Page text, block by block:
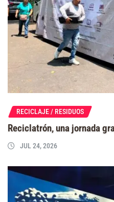
RECICLAJE / RESIDUOS
Reciclatrón, una jornada
JUL 24, 2026